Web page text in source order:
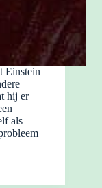
Einstein
hij er
als